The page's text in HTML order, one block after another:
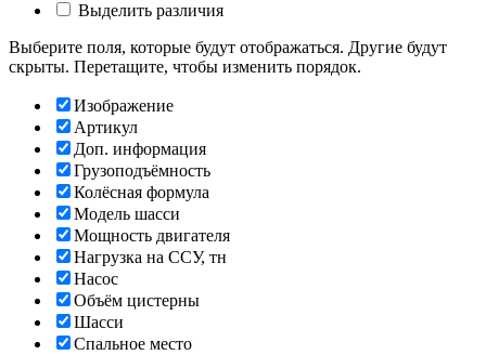
Выделить различия
Выберите поля, которые будут отображаться. Другие будут
скрыты. Перетащите, чтобы изменить порядок.
Изображение
Артикул
Доп. информация
Грузоподъёмность
Колёсная формула
Модель шасси
Мощность двигателя
Нагрузка на ССУ, тн
Насос
Объём цистерны
Шасси
Спальное место